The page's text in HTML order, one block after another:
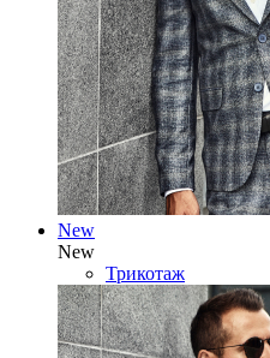
New
New
Трикотаж